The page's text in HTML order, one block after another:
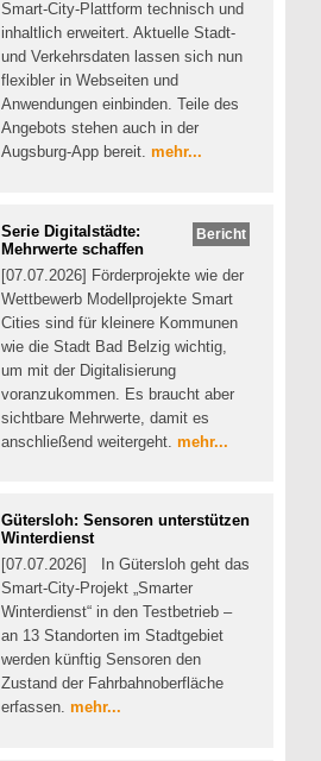
Smart-City-Plattform technisch und
inhaltlich erweitert. Aktuelle Stadt-
und Verkehrsdaten lassen sich nun
flexibler in Webseiten und
Anwendungen einbinden. Teile des
Angebots stehen auch in der
Augsburg-App bereit. mehr...
Bericht
Serie Digitalstädte:
Mehrwerte schaffen
[07.07.2026] Förderprojekte wie der
Wettbewerb Modellprojekte Smart
Cities sind für kleinere Kommunen
wie die Stadt Bad Belzig wichtig,
um mit der Digitalisierung
voranzukommen. Es braucht aber
sichtbare Mehrwerte, damit es
anschließend weitergeht. mehr...
Gütersloh: Sensoren unterstützen
Winterdienst
[07.07.2026] In Gütersloh geht das
Smart-City-Projekt „Smarter
Winterdienst“ in den Testbetrieb –
an 13 Standorten im Stadtgebiet
werden künftig Sensoren den
Zustand der Fahrbahnoberfläche
erfassen. mehr...